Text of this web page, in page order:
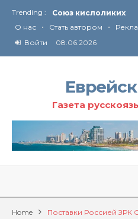
Trending :
О нас • Стать автором •
Войти
08.06.2026
Газета
Home Поставки Россией ЗРК